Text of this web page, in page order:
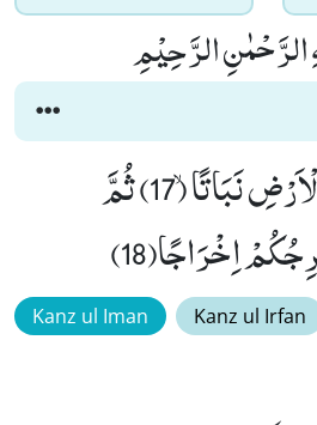
الرَّحْمٰنِ الرَّحِیْمِ
وَ اللّٰهُ اَنْۢبَتَكُمْ مِّنَ الْاَرْضِ نَبَاتًاۙ (17) ثُمَّ
اِخْرَاجًا(18)
Kanz ul Iman Kanz ul Irfan